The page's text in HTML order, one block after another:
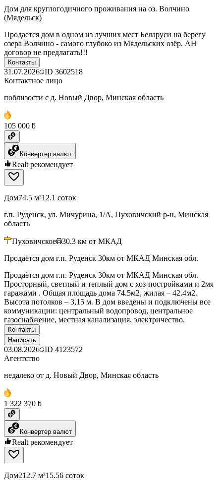
Дом для круглогодичного проживания на оз. Волчино
(Мядельск)
Продается дом в одном из лучших мест Беларуси на берегу
озера Волчино - самого глубоко из Мядельских озёр. АН
договор не предлагать!!!
Контакты
31.07.2026 ID 3602518
Контактное лицо
поблизости с д. Новый Двор, Минская область
105 000 ƃ
Конвертер валют
Realt рекомендует
Дом74.5 м²12.1 соток
г.п. Руденск, ул. Мичурина, 1/А, Пуховичский р-н, Минская
область
Пуховичское 30.3 км от МКАД
Продаётся дом г.п. Руденск 30км от МКАД Минская обл.
Продаётся дом г.п. Руденск 30км от МКАД Минская обл.
Просторный, светлый и теплый дом с хоз-постройками и 2мя
гаражами . Общая площадь дома 74.5м2, жилая – 42.4м2.
Высота потолков – 3,15 м. В дом введены и подключены все
коммуникации: центральный водопровод, центральное
газоснабжение, местная канализация, электричество.
Контакты
Написать
03.08.2026 ID 4123572
Агентство
недалеко от д. Новый Двор, Минская область
1 322 370 ƃ
Конвертер валют
Realt рекомендует
Дом212.7 м²15.56 соток